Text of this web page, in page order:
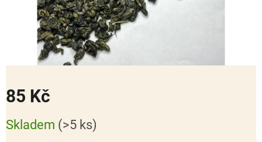
85 Kč
cena:
Skladem (>5 ks)